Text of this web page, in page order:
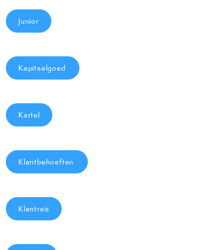
Junior
Kapitaalgoed
Kartel
Klantbehoeften
Klantreis